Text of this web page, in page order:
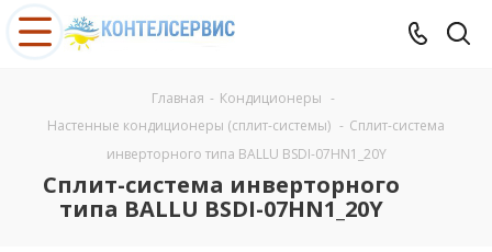
Главная - Кондиционеры -
Настенные кондиционеры (сплит-системы) - Сплит-система
инверторного типа BALLU BSDI-07HN1_20Y
Сплит-система инверторного
типа BALLU BSDI-07HN1_20Y